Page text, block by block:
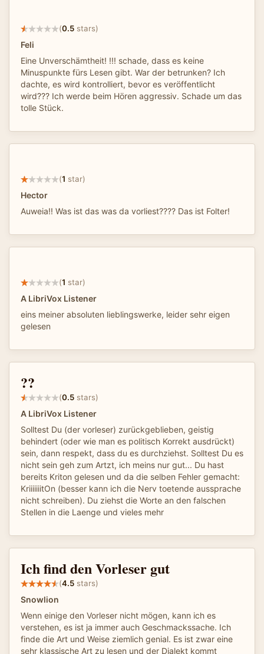
(0.5 stars)
Feli
Eine Unverschämtheit! !!! schade, dass es keine
Minuspunkte fürs Lesen gibt. War der betrunken? Ich
dachte, es wird kontrolliert, bevor es veröffentlicht
wird??? Ich werde beim Hören aggressiv. Schade um das
tolle Stück.
(1 star)
Hector
Auweia!! Was ist das was da vorliest???? Das ist Folter!
(1 star)
A LibriVox Listener
eins meiner absoluten lieblingswerke, leider sehr eigen
gelesen
??
(0.5 stars)
A LibriVox Listener
Solltest Du (der vorleser) zurückgeblieben, geistig
behindert (oder wie man es politisch Korrekt ausdrückt)
sein, dann respekt, dass du es durchziehst. Solltest Du es
nicht sein geh zum Artzt, ich meins nur gut... Du hast
bereits Kriton gelesen und da die selben Fehler gemacht:
KriiiiiiitOn (besser kann ich die Nerv toetende aussprache
nicht schreiben). Du ziehst die Worte an den falschen
Stellen in die Laenge und vieles mehr
Ich find den Vorleser gut
(4.5 stars)
Snowlion
Wenn einige den Vorleser nicht mögen, kann ich es
verstehen, es ist ja immer auch Geschmackssache. Ich
finde die Art und Weise ziemlich genial. Es ist zwar eine
sehr klassische Art zu lesen und der Dialekt kommt